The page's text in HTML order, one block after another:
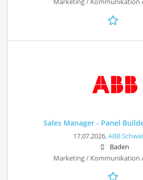
Sales Manager - Panel
17.07.2026,ABB
Baden
Marketing / Kommunikation